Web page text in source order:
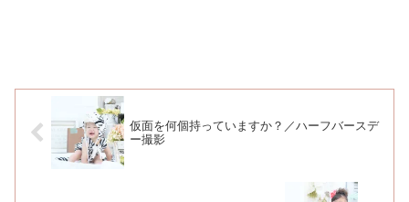
仮面を何個持っていますか？／ハーフバースデ
ー撮影